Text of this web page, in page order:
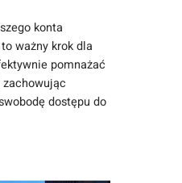
konta
ważny krok dla
pomnażać
dostępu do